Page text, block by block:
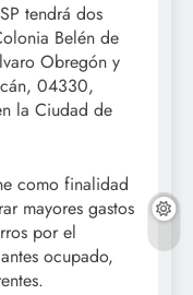
tendrá dos
Belén de
Obregón y
04330,
la Ciudad de
como finalidad
mayores gastos
por el
ocupado,